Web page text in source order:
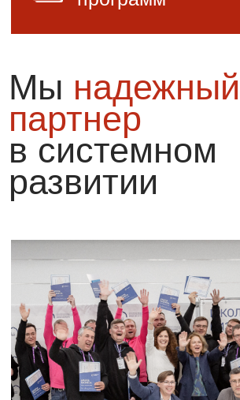
на рынке корпоративного обучения с
1998 года
Разработали 80+ авторских программ и
курсов в сферах: Стратегическое
планирование и Стратегические сессии
по разработке ценностей, Управление
командой и Лидерство, Оценка и Развитие
пролонгированные курсы развития
управленческих и лидерских компетенций.